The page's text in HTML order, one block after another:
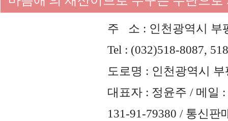
주 소 : 인천광역시 부
Tel : (032)518-8087,
도로명 : 인천광역시
대표자 : 정윤주 / 메일 :
131-91-79380 / 통신판